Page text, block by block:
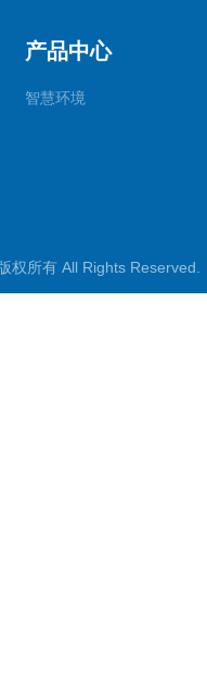
产品中心
智慧环境
权所有 All Rights